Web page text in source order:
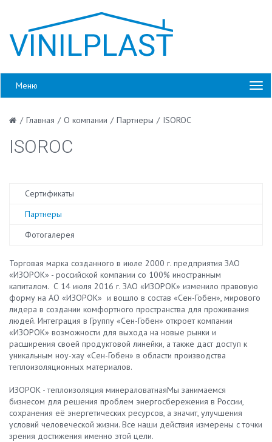
Меню
/ Главная / О компании / Партнеры / ISOROC
ISOROC
Сертификаты
Партнеры
Фотогалерея
Торговая марка созданного в июле 2000 г. предприятия ЗАО
«ИЗОРОК» - российской компании со 100% иностранным
капиталом. С 14 июля 2016 г. ЗАО «ИЗОРОК» изменило правовую
форму на АО «ИЗОРОК» и вошло в состав «Сен-Гобен», мирового
лидера в создании комфортного пространства для проживания
людей. Интеграция в Группу «Сен-Гобен» откроет компании
«ИЗОРОК» возможности для выхода на новые рынки и
расширения своей продуктовой линейки, а также даст доступ к
уникальным ноу-хау «Сен-Гобен» в области производства
теплоизоляционных материалов.
ИЗОРОК - теплоизоляция минераловатнаяМы занимаемся
бизнесом для решения проблем энергосбережения в России,
сохранения её энергетических ресурсов, а значит, улучшения
условий человеческой жизни. Все наши действия измерены с точки
зрения достижения именно этой цели.